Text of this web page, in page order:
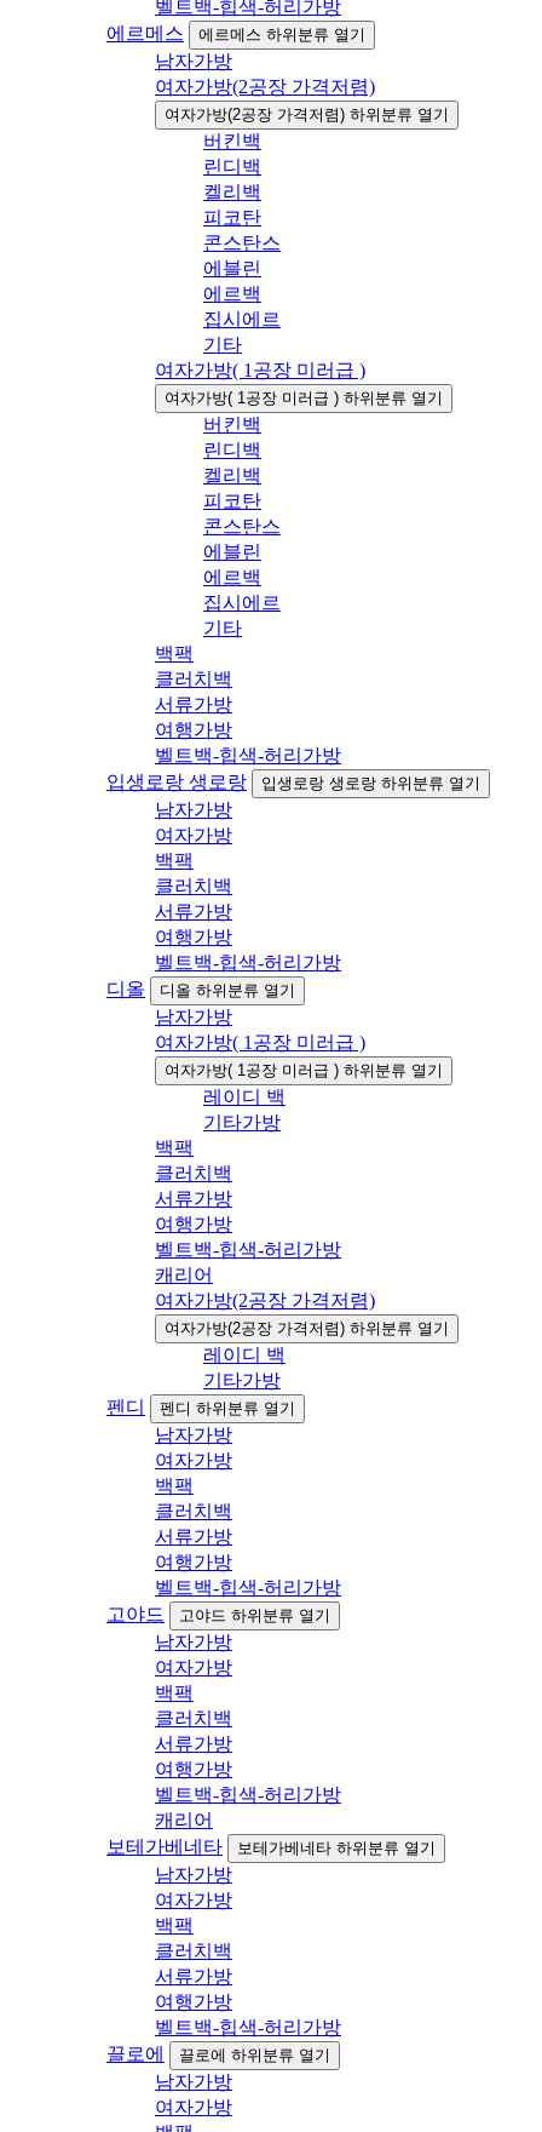
벨트백-힙색-허리가방
에르메스
에르메스 하위분류 열기
남자가방
여자가방(2공장 가격저렴)
여자가방(2공장 가격저렴) 하위분류 열기
버킨백
린디백
켈리백
피코탄
콘스탄스
에블린
에르백
집시에르
기타
여자가방( 1공장 미러급 )
여자가방( 1공장 미러급 ) 하위분류 열기
버킨백
린디백
켈리백
피코탄
콘스탄스
에블린
에르백
집시에르
기타
백팩
클러치백
서류가방
여행가방
벨트백-힙색-허리가방
입생로랑 생로랑
입생로랑 생로랑 하위분류 열기
남자가방
여자가방
백팩
클러치백
서류가방
여행가방
벨트백-힙색-허리가방
디올
디올 하위분류 열기
남자가방
여자가방( 1공장 미러급 )
여자가방( 1공장 미러급 ) 하위분류 열기
레이디 백
기타가방
백팩
클러치백
서류가방
여행가방
벨트백-힙색-허리가방
캐리어
여자가방(2공장 가격저렴)
여자가방(2공장 가격저렴) 하위분류 열기
레이디 백
기타가방
펜디
펜디 하위분류 열기
남자가방
여자가방
백팩
클러치백
서류가방
여행가방
벨트백-힙색-허리가방
고야드
고야드 하위분류 열기
남자가방
여자가방
백팩
클러치백
서류가방
여행가방
벨트백-힙색-허리가방
캐리어
보테가베네타
보테가베네타 하위분류 열기
남자가방
여자가방
백팩
클러치백
서류가방
여행가방
벨트백-힙색-허리가방
끌로에
끌로에 하위분류 열기
남자가방
여자가방